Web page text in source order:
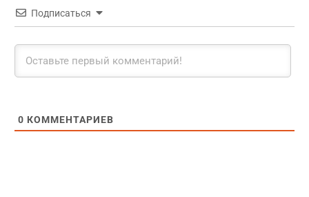
Подписаться
0 КОММЕНТАРИЕВ